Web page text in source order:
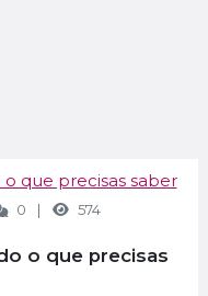
0 574